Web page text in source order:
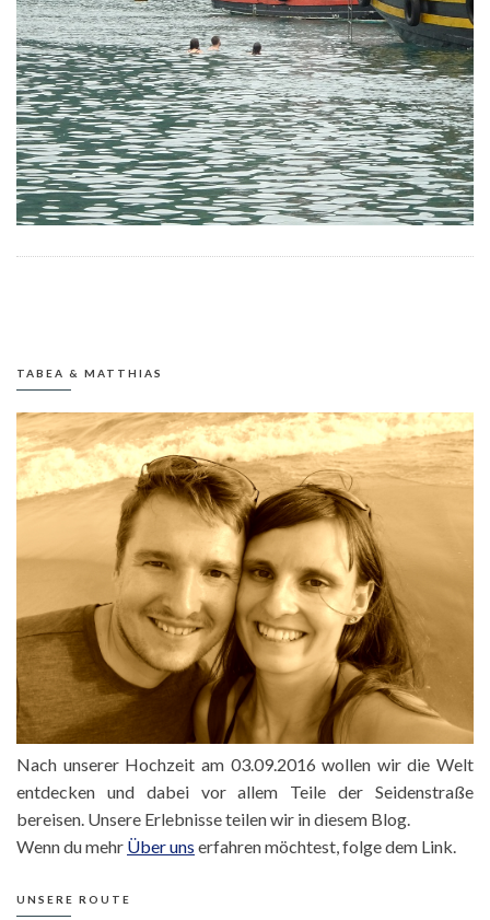
TABEA & MATTHIAS
Nach unserer Hochzeit am 03.09.2016 wollen wir die Welt
entdecken und dabei vor allem Teile der Seidenstraße
bereisen. Unsere Erlebnisse teilen wir in diesem Blog.
Wenn du mehr Über uns erfahren möchtest, folge dem Link.
UNSERE ROUTE